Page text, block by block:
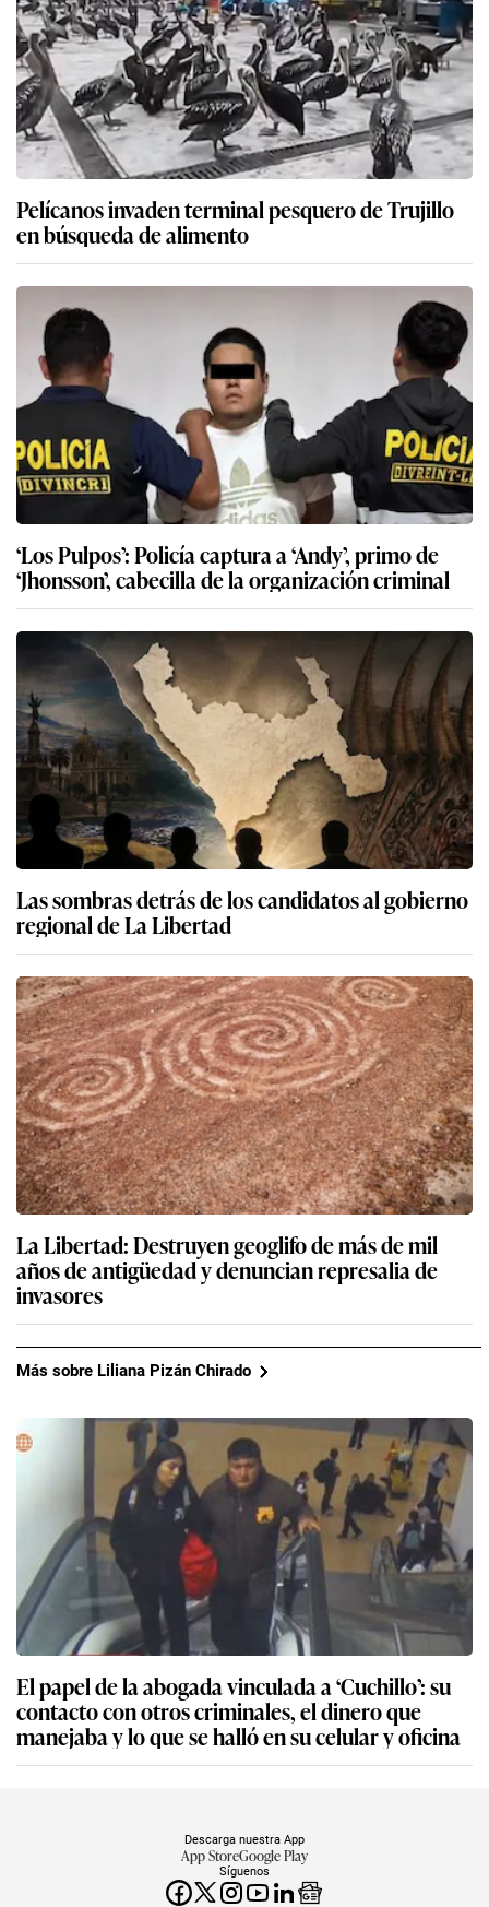
Pelícanos invaden terminal pesquero de Trujillo
en búsqueda de alimento
‘Los Pulpos’: Policía captura a ‘Andy’, primo de
‘Jhonsson’, cabecilla de la organización criminal
Las sombras detrás de los candidatos al gobierno
regional de La Libertad
La Libertad: Destruyen geoglifo de más de mil
años de antigüedad y denuncian represalia de
invasores
Más sobre Liliana Pizán Chirado
El papel de la abogada vinculada a ‘Cuchillo’: su
contacto con otros criminales, el dinero que
manejaba y lo que se halló en su celular y oficina
Síguenos
Descarga nuestra App
App StoreGoogle Play